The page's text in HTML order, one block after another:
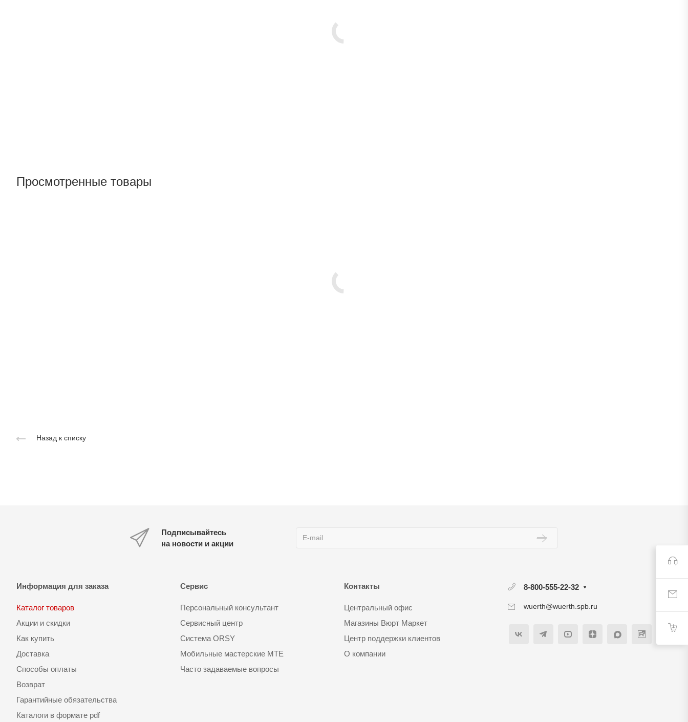
Просмотренные товары
Назад к списку
Подписывайтесь
на новости и акции
Информация для заказа
Каталог товаров
Акции и скидки
Как купить
Доставка
Способы оплаты
Возврат
Гарантийные обязательства
Каталоги в формате pdf
Сервис
Персональный консультант
Сервисный центр
Система ORSY
Мобильные мастерские MTE
Часто задаваемые вопросы
Контакты
Центральный офис
Магазины Вюрт Маркет
Центр поддержки клиентов
О компании
8-800-555-22-32
wuerth@wuerth.spb.ru